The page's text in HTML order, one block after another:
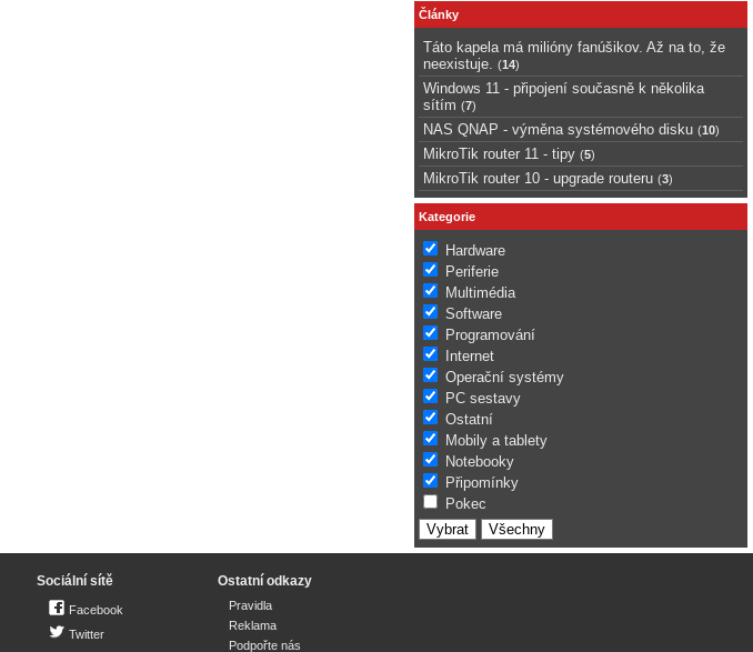
Články
Táto kapela má milióny fanúšikov. Až na to, že
neexistuje.
(14)
Windows 11 - připojení současně k několika
sítím (7)
NAS QNAP - výměna systémového disku (10)
MikroTik router 11 - tipy (5)
MikroTik router 10 - upgrade routeru (3)
Kategorie
Hardware
Periferie
Multimédia
Software
Programování
Internet
Operační systémy
PC sestavy
Ostatní
Mobily a tablety
Notebooky
Připomínky
Pokec
Sociální sítě
Facebook
Twitter
Ostatní odkazy
Pravidla
Reklama
Podpořte nás